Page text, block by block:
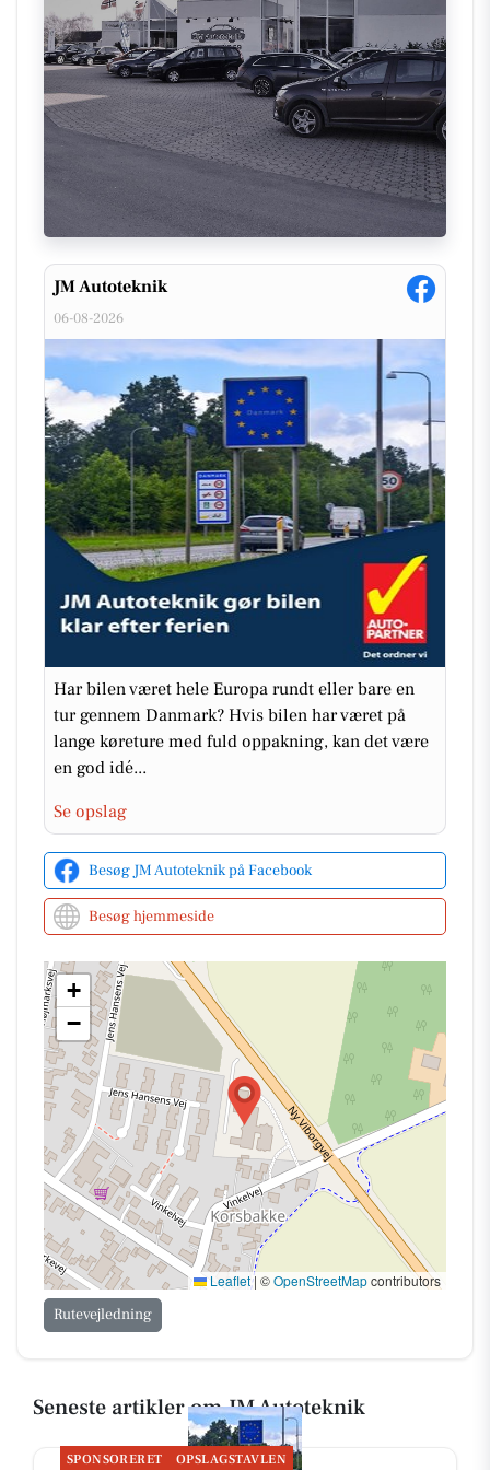
Besøg JM AutotekniksFacebooksidefor at holde dig
opdateret med deres seneste nyheder og kontakt
dem for yderligere information gennem deres
hjemmeside.
JM Autoteknik
06-08-2026
Har bilen været hele Europa rundt eller bare en
tur gennem Danmark? Hvis bilen har været på
lange køreture med fuld oppakning, kan det være
en god idé...
Se opslag
Besøg JM Autoteknik på Facebook
Besøg hjemmeside
+
−
Leaflet| ©OpenStreetMapcontributors
Rutevejledning
Seneste artikler om JM Autoteknik
SPONSORERET OPSLAGSTAVLEN